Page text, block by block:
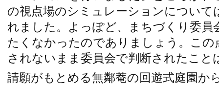
の視点場のシミュレーションについて
れました。よっぽど、まちづくり委員
たくなかったのでありましょう。この
されないまま委員会で判断されたこと
請願がもとめる無鄰菴の回遊式庭園か